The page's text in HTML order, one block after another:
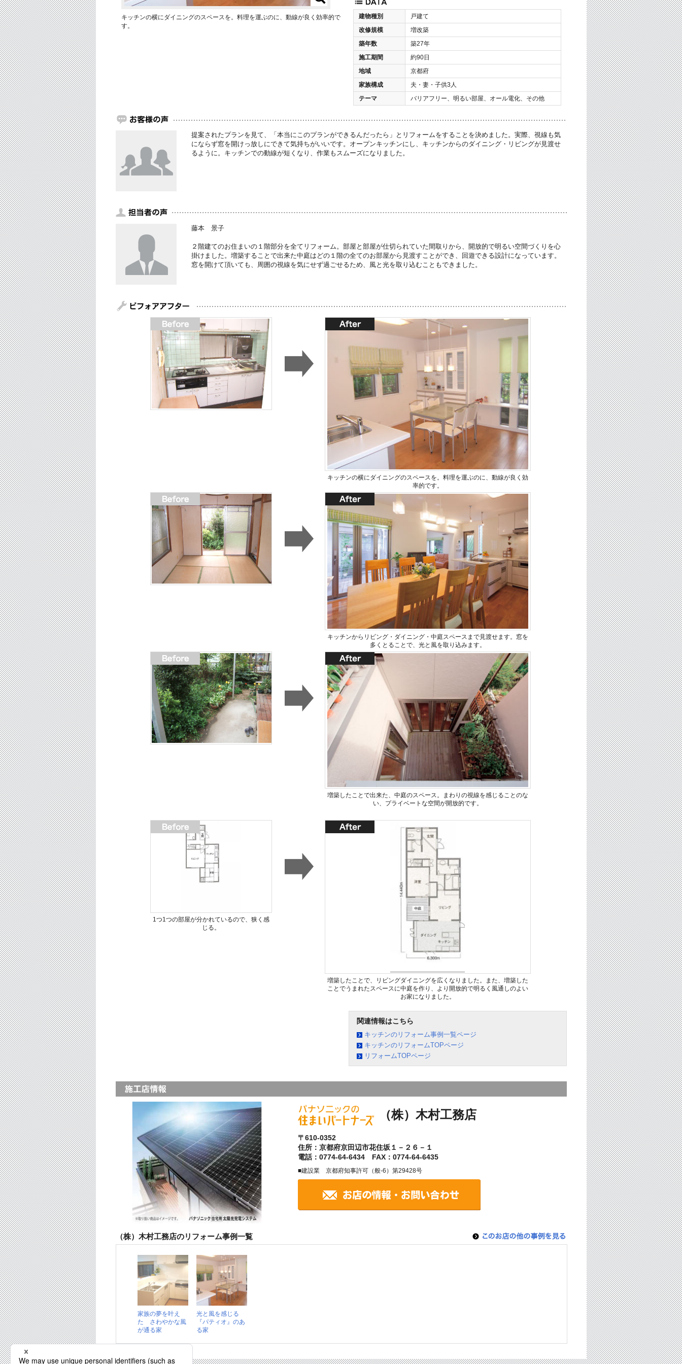
建物種別
戸建て
改修規模
増改築
築年数
築27年
施工期間
約90日
地域
京都府
家族構成
夫・妻・子供3人
テーマ
バリアフリー、明るい部屋、オール電化、その他
キッチンの横にダイニングのスペースを。料理を運ぶのに、動線が良く効率的で
す。
提案されたプランを見て、「本当にこのプランができるんだったら」とリフォームをすることを決めました。実際、視線も気
にならず窓を開けっ放しにできて気持ちがいいです。オープンキッチンにし、キッチンからのダイニング・リビングが見渡せ
るように。キッチンでの動線が短くなり、作業もスムーズになりました。
藤本 景子
２階建てのお住まいの１階部分を全てリフォーム。部屋と部屋が仕切られていた間取りから、開放的で明るい空間づくりを心
掛けました。増築することで出来た中庭はどの１階の全てのお部屋から見渡すことができ、回遊できる設計になっています。
窓を開けて頂いても、周囲の視線を気にせず過ごせるため、風と光を取り込むこともできました。
キッチンの横にダイニングのスペースを。料理を運ぶのに、動線が良く効
率的です。
キッチンからリビング・ダイニング・中庭スペースまで見渡せます。窓を
多くとることで、光と風を取り込みます。
増築したことで出来た、中庭のスペース。まわりの視線を感じることのな
い、プライベートな空間が開放的です。
1つ1つの部屋が分かれているので、狭く感
じる。
増築したことで、リビングダイニングを広くなりました。また、増築した
ことでうまれたスペースに中庭を作り、より開放的で明るく風通しのよい
お家になりました。
関連情報はこちら
キッチンのリフォーム事例一覧ページ
キッチンのリフォームTOPページ
リフォームTOPページ
（株）木村工務店
〒610-0352
住所：京都府京田辺市花住坂１－２６－１
電話：0774-64-6434 FAX：0774-64-6435
■建設業 京都府知事許可（般-6）第29428号
（株）木村工務店のリフォーム事例一覧
家族の夢を叶え
た さわやかな風
が通る家
光と風を感じる
『パティオ』のあ
る家